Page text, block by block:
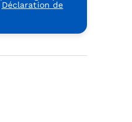
Déclaration de